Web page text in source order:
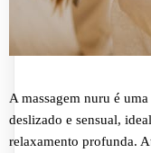
A massagem nuru é
deslizado e sensual,
relaxamento profunda.